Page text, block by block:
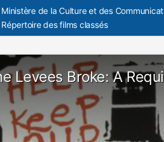
Ministère de la Culture et des
Répertoire des films classés
Levees Broke: A